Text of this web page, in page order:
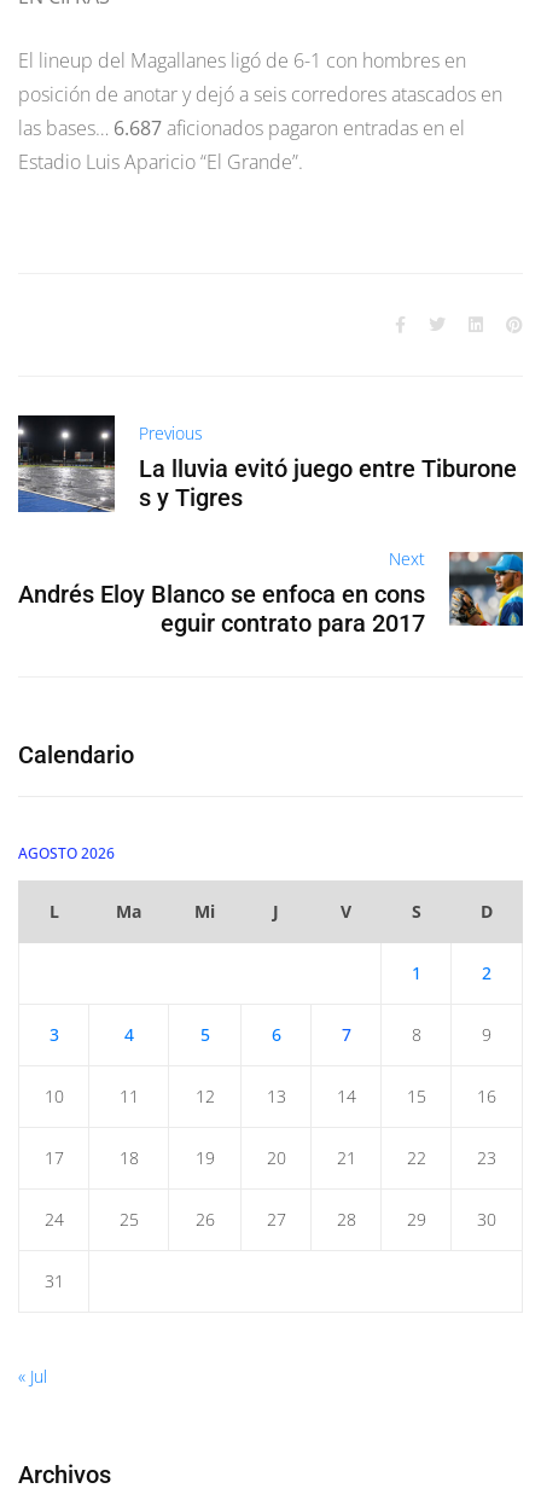
El lineup del Magallanes ligó de 6-1 con hombres en
posición de anotar y dejó a seis corredores atascados en
las bases… 6.687aficionados pagaron entradas en el
Estadio Luis Aparicio “El Grande”.
Previous
La lluvia evitó juego entre Tiburone
s y Tigres
Next
Andrés Eloy Blanco se enfoca en cons
eguir contrato para 2017
Calendario
AGOSTO 2026
L Ma Mi J V S D
1 2
3 4 5 6 7 8 9
10 11 12 13 14 15 16
17 18 19 20 21 22 23
24 25 26 27 28 29 30
31
« Jul
Archivos